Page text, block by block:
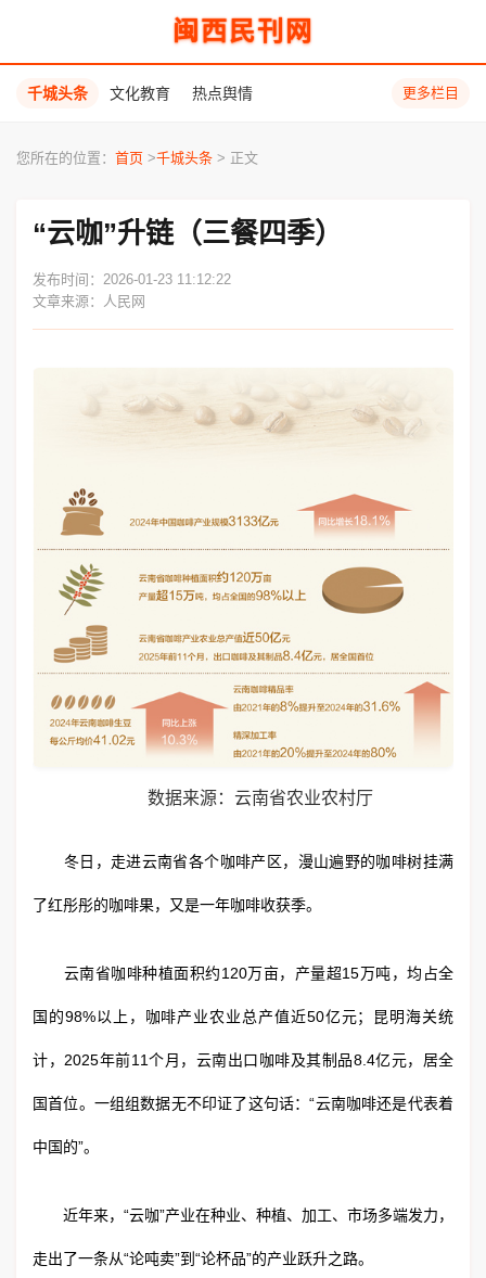
闽西民刊网
千城头条 文化教育 热点舆情 更多栏目
您所在的位置： 首页 >千城头条 > 正文
“云咖”升链（三餐四季）
发布时间：2026-01-23 11:12:22
文章来源：人民网
数据来源：云南省农业农村厅
冬日，走进云南省各个咖啡产区，漫山遍野的咖啡树挂满
了红彤彤的咖啡果，又是一年咖啡收获季。
云南省咖啡种植面积约120万亩，产量超15万吨，均占全
国的98%以上，咖啡产业农业总产值近50亿元；昆明海关统
计，2025年前11个月，云南出口咖啡及其制品8.4亿元，居全
国首位。一组组数据无不印证了这句话：“云南咖啡还是代表着
中国的”。
近年来，“云咖”产业在种业、种植、加工、市场多端发力，
走出了一条从“论吨卖”到“论杯品”的产业跃升之路。